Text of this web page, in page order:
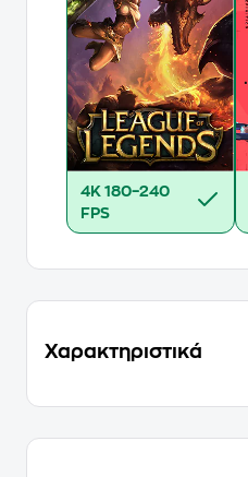
4K 180–240
FPS
Χαρακτηριστικά